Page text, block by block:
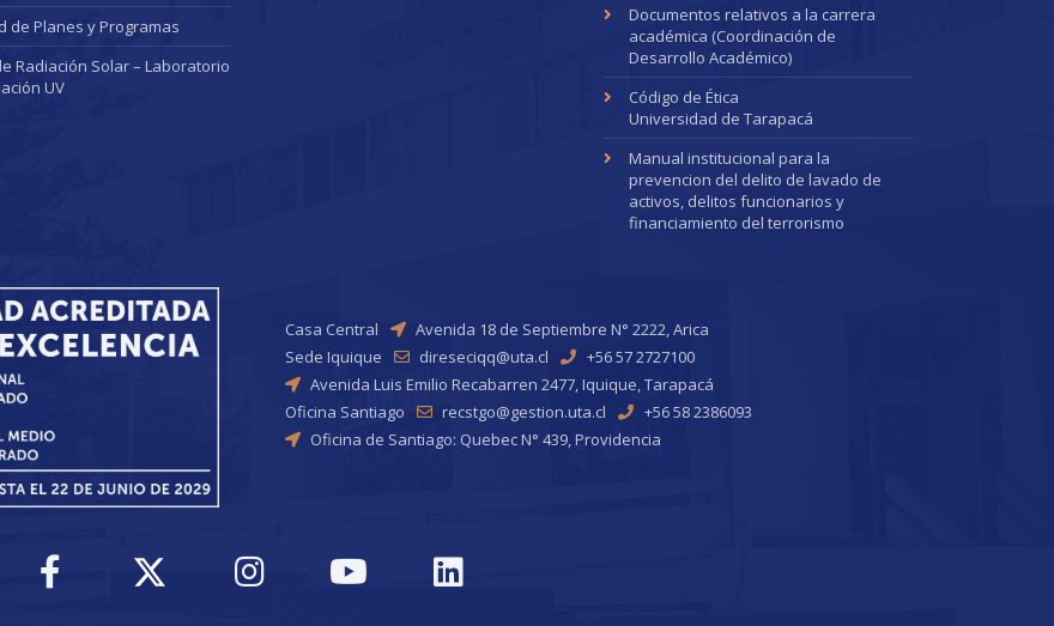
de Planes y Programas
Radiación Solar – Laboratorio
UV
Documentos relativos a la carrera
académica (Coordinación de
Desarrollo Académico)
Código de Ética
Universidad de Tarapacá
Manual institucional para la
prevencion del delito de lavado de
activos, delitos funcionarios y
financiamiento del terrorismo
Casa Central
Avenida 18 de Septiembre N° 2222, Arica
Sede Iquique
direseciqq@uta.cl
+56 57 2727100
Avenida Luis Emilio Recabarren 2477, Iquique, Tarapacá
Oficina Santiago
recstgo@gestion.uta.cl
+56 58 2386093
Oficina de Santiago: Quebec N° 439, Providencia